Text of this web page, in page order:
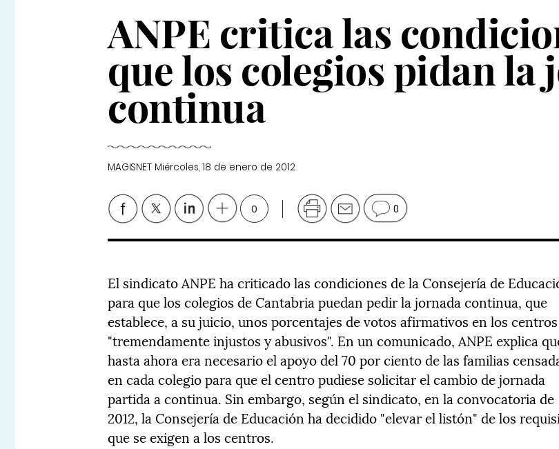
ANPE critica las
que los colegios pidan la
continua
MAGISNET Miércoles, 18 de enero de 2012
0 0
El sindicato ANPE ha criticado las condiciones de la Consejería de
para que los colegios de Cantabria puedan pedir la jornada continua, que
establece, a su juicio, unos porcentajes de votos afirmativos en los centros
"tremendamente injustos y abusivos". En un comunicado, ANPE explica
hasta ahora era necesario el apoyo del 70 por ciento de las familias
en cada colegio para que el centro pudiese solicitar el cambio de jornada
partida a continua. Sin embargo, según el sindicato, en la convocatoria de
2012, la Consejería de Educación ha decidido "elevar el listón" de los
que se exigen a los centros.